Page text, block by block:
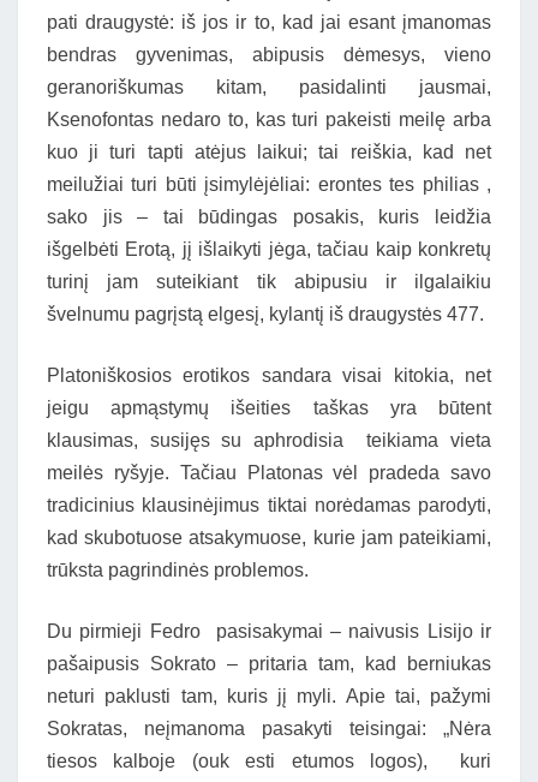
pati draugystė: iš jos ir to, kad jai esant įmanomas
bendras gyvenimas, abipusis dėmesys, vieno
geranoriškumas kitam, pasidalinti jausmai,
Ksenofontas nedaro to, kas turi pakeisti meilę arba
kuo ji turi tapti atėjus laikui; tai reiškia, kad net
meilužiai turi būti įsimylėjėliai: erontes tes philias ,
sako jis – tai būdingas posakis, kuris leidžia
išgelbėti Erotą, jį išlaikyti jėga, tačiau kaip konkretų
turinį jam suteikiant tik abipusiu ir ilgalaikiu
švelnumu pagrįstą elgesį, kylantį iš draugystės 477.
Platoniškosios erotikos sandara visai kitokia, net
jeigu apmąstymų išeities taškas yra būtent
klausimas, susijęs su aphrodisia teikiama vieta
meilės ryšyje. Tačiau Platonas vėl pradeda savo
tradicinius klausinėjimus tiktai norėdamas parodyti,
kad skubotuose atsakymuose, kurie jam pateikiami,
trūksta pagrindinės problemos.
Du pirmieji Fedro pasisakymai – naivusis Lisijo ir
pašaipusis Sokrato – pritaria tam, kad berniukas
neturi paklusti tam, kuris jį myli. Apie tai, pažymi
Sokratas, neįmanoma pasakyti teisingai: „Nėra
tiesos kalboje (ouk esti etumos logos), kuri